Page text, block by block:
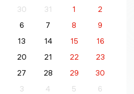
30 31 1
2
6 7 8
9
13 14 15
16
20 21 22
23
27 28 29
30
3 4 5 6